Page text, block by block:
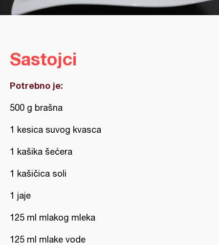
Sastojci
Potrebno je:
500 g brašna
1 kesica suvog kvasca
1 kašika šećera
1 kašičica soli
1 jaje
125 ml mlakog mleka
125 ml mlake vode